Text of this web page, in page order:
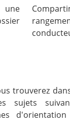
trouverez
sujets